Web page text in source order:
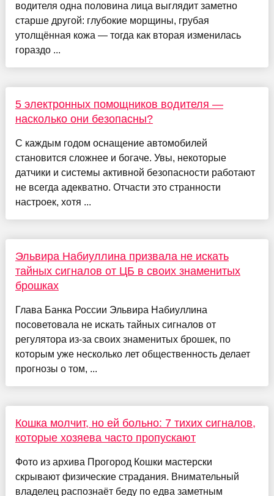
водителя одна половина лица выглядит заметно
старше другой: глубокие морщины, грубая
утолщённая кожа — тогда как вторая изменилась
гораздо ...
5 электронных помощников водителя —
насколько они безопасны?
С каждым годом оснащение автомобилей
становится сложнее и богаче. Увы, некоторые
датчики и системы активной безопасности работают
не всегда адекватно. Отчасти это странности
настроек, хотя ...
Эльвира Набиуллина призвала не искать
тайных сигналов от ЦБ в своих знаменитых
брошках
Глава Банка России Эльвира Набиуллина
посоветовала не искать тайных сигналов от
регулятора из-за своих знаменитых брошек, по
которым уже несколько лет общественность делает
прогнозы о том, ...
Кошка молчит, но ей больно: 7 тихих сигналов,
которые хозяева часто пропускают
Фото из архива Прогород Кошки мастерски
скрывают физические страдания. Внимательный
владелец распознаёт беду по едва заметным